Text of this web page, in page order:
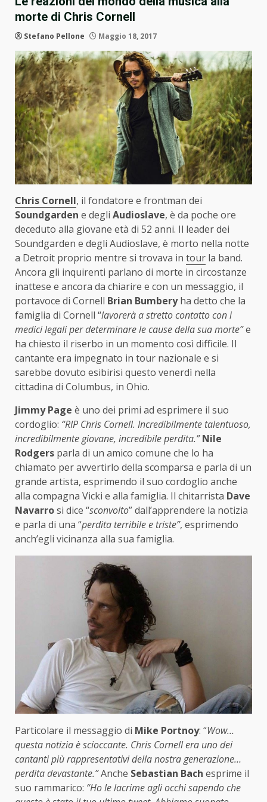
morte di Chris Cornell
Stefano Pellone Maggio 18, 2017
Chris Cornell, il fondatore e frontman dei
Soundgarden e degli Audioslave, è da poche ore
deceduto alla giovane età di 52 anni. Il leader dei
Soundgarden e degli Audioslave, è morto nella notte
a Detroit proprio mentre si trovava in tour la band.
Ancora gli inquirenti parlano di morte in circostanze
inattese e ancora da chiarire e con un messaggio, il
portavoce di Cornell Brian Bumberyha detto che la
famiglia di Cornell “lavorerà a stretto contatto con i
medici legali per determinare le cause della sua morte”e
ha chiesto il riserbo in un momento così difficile. Il
cantante era impegnato in tour nazionale e si
sarebbe dovuto esibirisi questo venerdì nella
cittadina di Columbus, in Ohio.
Jimmy Page è uno dei primi ad esprimere il suo
cordoglio: “RIP Chris Cornell. Incredibilmente talentuoso,
incredibilmente giovane, incredibile perdita.” Nile
Rodgers parla di un amico comune che lo ha
chiamato per avvertirlo della scomparsa e parla di un
grande artista, esprimendo il suo cordoglio anche
alla compagna Vicki e alla famiglia. Il chitarrista Dave
Navarrosi dice “sconvolto” dall’apprendere la notizia
e parla di una “perdita terribile e triste”, esprimendo
anch’egli vicinanza alla sua famiglia.
Particolare il messaggio di Mike Portnoy: “Wow…
questa notizia è scioccante. Chris Cornell era uno dei
cantanti più rappresentativi della nostra generazione…
perdita devastante.”Anche Sebastian Bach esprime il
suo rammarico: “Ho le lacrime agli occhi sapendo che